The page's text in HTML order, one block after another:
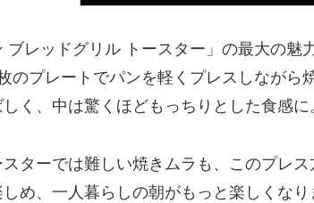
ブレッドグリル トースター」の最大の
のプレートでパンを軽くプレスしながら
しく、中は驚くほどもっちりとした食感に
ターでは難しい焼きムラも、このプレ
め、一人暮らしの朝がもっと楽しくなり